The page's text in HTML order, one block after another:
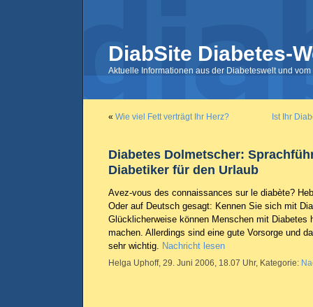
DiabSite Diabetes-
Aktuelle Informationen aus der Diabeteswelt und
« Wie viel Fett verträgt Ihr Herz? Ist Ihr
Diabetes Dolmetscher:
Diabetiker für den Urlaub
Avez-vous des connaissances sur le diabète?
Oder auf Deutsch gesagt: Kennen Sie sich mit
Glücklicherweise können Menschen mit Diabetes
machen. Allerdings sind eine gute Vorsorge und
sehr wichtig. Nachricht lesen
Helga Uphoff, 29. Juni 2006, 18.07 Uhr, Kategorie: